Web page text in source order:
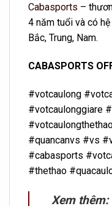
Cabasports –
4 năm tuổi và có
Bắc, Trung, Nam.
CABASPORTS
#votcaulong
#votcaulonggiare
#quancanvs #vs
#cabasports
#thethao
Xem thêm: